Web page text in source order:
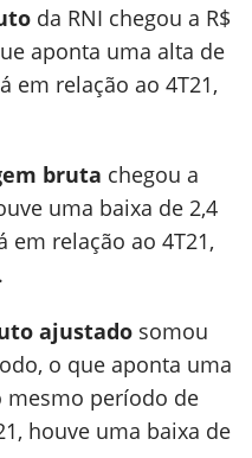
da RNI chegou a R$
aponta uma alta de
em relação ao 4T21,
bruta chegou a
uma baixa de 2,4
em relação ao 4T21,
ajustado somou
o que aponta uma
mesmo período de
houve uma baixa de